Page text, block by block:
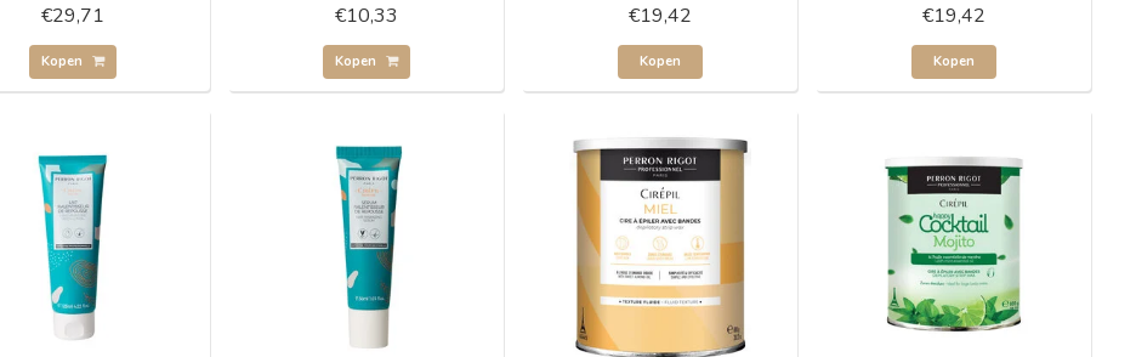
€29,71
Kopen
€10,33
Kopen
€19,42
Kopen
€19,42
Kopen